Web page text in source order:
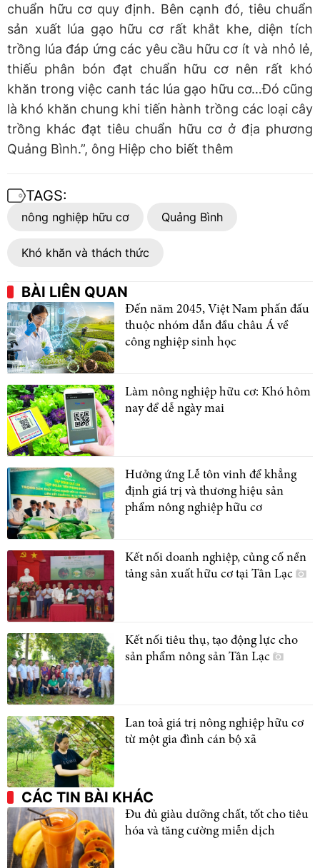
chuẩn hữu cơ quy định. Bên cạnh đó, tiêu chuẩn
sản xuất lúa gạo hữu cơ rất khắt khe, diện tích
trồng lúa đáp ứng các yêu cầu hữu cơ ít và nhỏ lẻ,
thiếu phân bón đạt chuẩn hữu cơ nên rất khó
khăn trong việc canh tác lúa gạo hữu cơ…Đó cũng
là khó khăn chung khi tiến hành trồng các loại cây
trồng khác đạt tiêu chuẩn hữu cơ ở địa phương
Quảng Bình.”, ông Hiệp cho biết thêm
TAGS:
nông nghiệp hữu cơ Quảng Bình
Khó khăn và thách thức
BÀI LIÊN QUAN
Đến năm 2045, Việt Nam phấn đấu
thuộc nhóm dẫn đầu châu Á về
công nghiệp sinh học
Làm nông nghiệp hữu cơ: Khó hôm
nay để dễ ngày mai
Hưởng ứng Lễ tôn vinh để khẳng
định giá trị và thương hiệu sản
phẩm nông nghiệp hữu cơ
Kết nối doanh nghiệp, củng cố nền
tảng sản xuất hữu cơ tại Tân Lạc
Kết nối tiêu thụ, tạo động lực cho
sản phẩm nông sản Tân Lạc
Lan toả giá trị nông nghiệp hữu cơ
từ một gia đình cán bộ xã
CÁC TIN BÀI KHÁC
Đu đủ giàu dưỡng chất, tốt cho tiêu
hóa và tăng cường miễn dịch